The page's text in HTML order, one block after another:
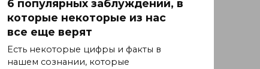
6 популярных заблуждений, в
которые некоторые из нас
все еще верят
Есть некоторые цифры и факты в
нашем сознании, которые